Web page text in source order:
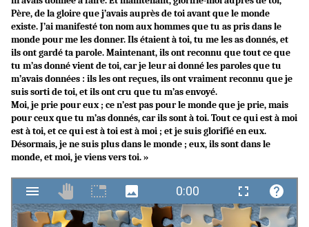
Père, de la gloire que j’avais auprès de toi avant que le monde
existe. J’ai manifesté ton nom aux hommes que tu as pris dans le
monde pour me les donner. Ils étaient à toi, tu me les as donnés, et
ils ont gardé ta parole. Maintenant, ils ont reconnu que tout ce que
tu m’as donné vient de toi, car je leur ai donné les paroles que tu
m’avais données : ils les ont reçues, ils ont vraiment reconnu que je
suis sorti de toi, et ils ont cru que tu m’as envoyé.
Moi, je prie pour eux ; ce n’est pas pour le monde que je prie, mais
pour ceux que tu m’as donnés, car ils sont à toi. Tout ce qui est à moi
est à toi, et ce qui est à toi est à moi ; et je suis glorifié en eux.
Désormais, je ne suis plus dans le monde ; eux, ils sont dans le
monde, et moi, je viens vers toi. »